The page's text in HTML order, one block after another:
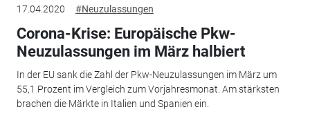
17.04.2020 #Neuzulassungen
Corona-Krise: Europäische Pkw-
Neuzulassungen im März halbiert
In der EU sank die Zahl der Pkw-Neuzulassungen im März um
55,1 Prozent im Vergleich zum Vorjahresmonat. Am stärksten
brachen die Märkte in Italien und Spanien ein.